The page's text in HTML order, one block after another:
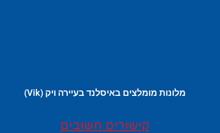
מלונות מומלצים באיסלנד בעיירה ויק (Vik)
קישורים חשובים